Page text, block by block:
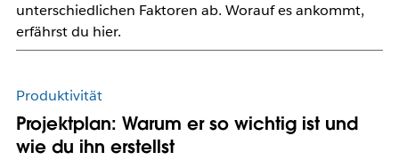
unterschiedlichen Faktoren ab. Worauf es ankommt,
erfährst du hier.
Produktivität
Projektplan: Warum er so wichtig ist und
wie du ihn erstellst